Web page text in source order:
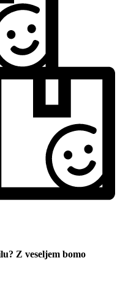
Z veseljem bomo